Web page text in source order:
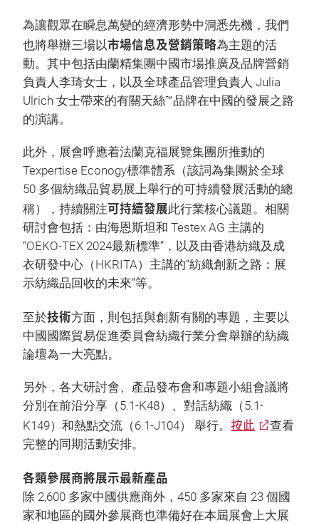
為讓觀眾在瞬息萬變的經濟形勢中洞悉先機，我們
也將舉辦三場以市場信息及營銷策略為主題的活
動。其中包括由蘭精集團中國市場推廣及品牌營銷
負責人李琦女士，以及全球產品管理負責人 Julia
Ulrich 女士帶來的有關天絲™品牌在中國的發展之路
的演講。
此外，展會呼應着法蘭克福展覽集團所推動的
Texpertise Econogy標準體系（該詞為集團於全球
50 多個紡織品貿易展上舉行的可持續發展活動的總
稱），持續關注可持續發展此行業核心議題。相關
研討會包括：由海恩斯坦和 Testex AG 主講的
“OEKO-TEX 2024最新標準”，以及由香港紡織及成
衣研發中心（HKRITA）主講的“紡織創新之路：展
示紡織品回收的未來”等。
至於技術方面，則包括與創新有關的專題，主要以
中國國際貿易促進委員會紡織行業分會舉辦的紡織
論壇為一大亮點。
另外，各大研討會、產品發布會和專題小組會議將
分別在前沿分享（5.1-K48）、對話紡織（5.1-
K149）和熱點交流（6.1-J104） 舉行。 按此
查看
完整的同期活動安排。
各類參展商將展示最新產品
除 2,600 多家中國供應商外，450 多家來自 23 個國
家和地區的國外參展商也準備好在本屆展會上大展